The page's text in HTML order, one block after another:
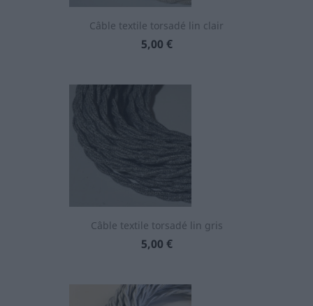
Câble textile torsadé lin clair
Prix
5,00 €
Câble textile torsadé lin gris
Prix
5,00 €